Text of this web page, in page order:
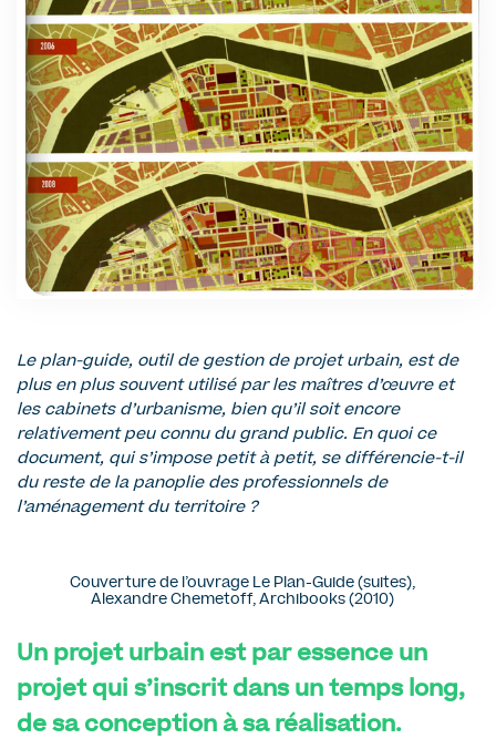
Le plan-guide, outil de gestion de projet urbain, est de
plus en plus souvent utilisé par les maîtres d’œuvre et
les cabinets d’urbanisme, bien qu’il soit encore
relativement peu connu du grand public. En quoi ce
document, qui s’impose petit à petit, se différencie-t-il
du reste de la panoplie des professionnels de
l’aménagement du territoire ?
Couverture de l’ouvrage Le Plan-Guide (suites),
Alexandre Chemetoff, Archibooks (2010)
Un projet urbain est par essence un
projet qui s’inscrit dans un temps long,
de sa conception à sa réalisation.